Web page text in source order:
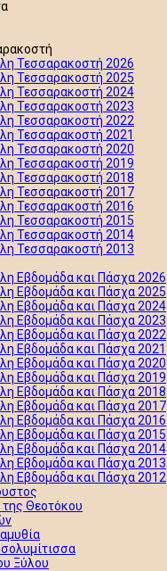
Τεσσαρακοστή 2026
Τεσσαρακοστή 2025
Τεσσαρακοστή 2024
Τεσσαρακοστή 2023
Τεσσαρακοστή 2022
Τεσσαρακοστή 2021
Τεσσαρακοστή 2020
Τεσσαρακοστή 2019
Τεσσαρακοστή 2018
Τεσσαρακοστή 2017
Τεσσαρακοστή 2016
Τεσσαρακοστή 2015
Τεσσαρακοστή 2014
Τεσσαρακοστή 2013
Εβδομάδα και Πάσχα 2026
Εβδομάδα και Πάσχα 2025
Εβδομάδα και Πάσχα 2024
Εβδομάδα και Πάσχα 2023
Εβδομάδα και Πάσχα 2022
Εβδομάδα και Πάσχα 2021
Εβδομάδα και Πάσχα 2020
Εβδομάδα και Πάσχα 2019
Εβδομάδα και Πάσχα 2018
Εβδομάδα και Πάσχα 2017
Εβδομάδα και Πάσχα 2016
Εβδομάδα και Πάσχα 2015
Εβδομάδα και Πάσχα 2014
Εβδομάδα και Πάσχα 2013
Εβδομάδα και Πάσχα 2012
της Θεοτόκου
Ξύλου